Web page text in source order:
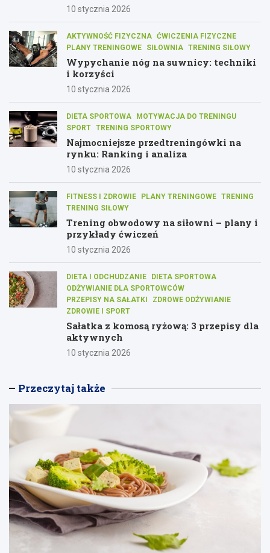
10 stycznia 2026
AKTYWNOŚĆ FIZYCZNA ĆWICZENIA FIZYCZNE
PLANY TRENINGOWE
SIŁOWNIA TRENING SIŁOWY
Wypychanie nóg na suwnicy: techniki
i korzyści
10 stycznia 2026
DIETA SPORTOWA
MOTYWACJA DO TRENINGU
SPORT TRENING SPORTOWY
Najmocniejsze przedtreningówki na
rynku: Ranking i analiza
10 stycznia 2026
FITNESS I ZDROWIE PLANY TRENINGOWE TRENING
TRENING SIŁOWY
Trening obwodowy na siłowni – plany i
przykłady ćwiczeń
10 stycznia 2026
DIETA I ODCHUDZANIE
DIETA SPORTOWA
ODŻYWIANIE DLA SPORTOWCÓW
PRZEPISY NA SAŁATKI
ZDROWE ODŻYWIANIE
ZDROWIE I SPORT
Sałatka z komosą ryżową: 3 przepisy dla
aktywnych
10 stycznia 2026
Przeczytaj także